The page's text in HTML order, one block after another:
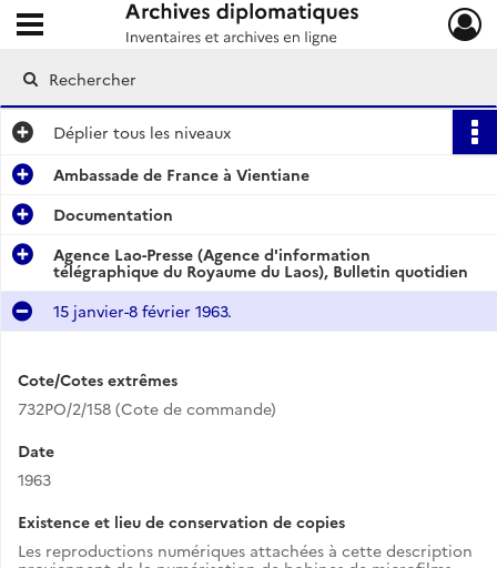
Archives diplomatiques
Ouvrir le menu déroulant
Déplier tous les niveaux
Ambassade de France à Vientiane
Documentation
Agence Lao-Presse (Agence d'information
télégraphique du Royaume du Laos), Bulletin quotidien
15 janvier-8 février 1963.
Cote/Cotes extrêmes
732PO/2/158 (Cote de commande)
Date
1963
Existence et lieu de conservation de copies
Les reproductions numériques attachées à cette description